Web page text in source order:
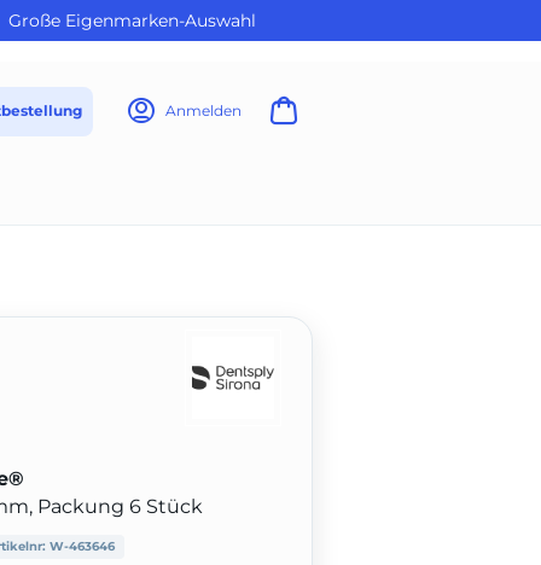
Große Eigenmarken-Auswahl
Anmelden
Packung 6 Stück
W-463646